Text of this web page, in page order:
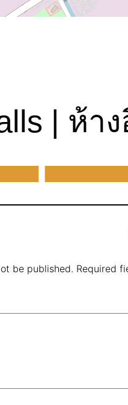
| ห้า
be published. Required